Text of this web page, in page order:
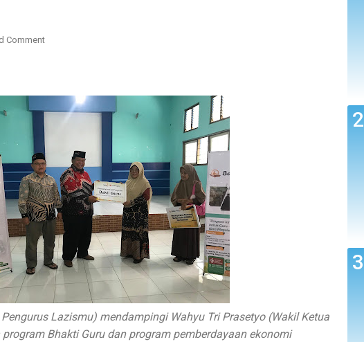
Comment
Lazismu) mendampingi Wahyu Tri Prasetyo (Wakil Ketua
Bhakti Guru dan program pemberdayaan ekonomi